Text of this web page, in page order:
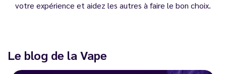
votre expérience et aidez les autres à faire le bon choix.
Le blog de la Vape